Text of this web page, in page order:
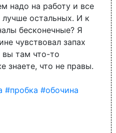
надо на работу и все
остальных. И к
бесконечные? Я
чувствовал запах
вы там что-то
знаете, что не правы.
#пробка #обочина